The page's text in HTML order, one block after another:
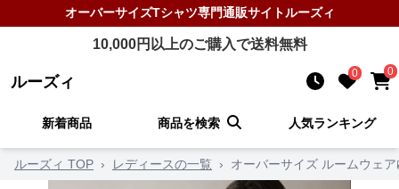
オーバーサイズTシャツ専門通販サイトルーズィ
10,000円以上のご購入で送料無料
ルーズィ 0 0
新着商品 商品を検索 人気ランキング
ルーズィ TOP › レディースの一覧 › オーバーサイズ ルームウェ